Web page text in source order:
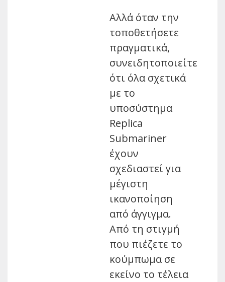
Αλλά όταν την
τοποθετήσετε
πραγματικά,
συνειδητοποιείτε
ότι όλα σχετικά
με το
υποσύστημα
Replica
Submariner
έχουν
σχεδιαστεί για
μέγιστη
ικανοποίηση
από άγγιγμα.
Από τη στιγμή
που πιέζετε το
κούμπωμα σε
εκείνο το τέλεια